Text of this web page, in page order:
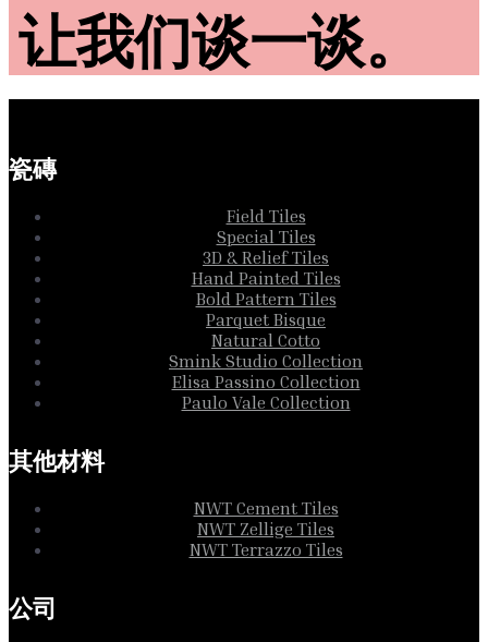
让我们谈一谈。
瓷磚
Field Tiles
Special Tiles
3D & Relief Tiles
Hand Painted Tiles
Bold Pattern Tiles
Parquet Bisque
Natural Cotto
Smink Studio Collection
Elisa Passino Collection
Paulo Vale Collection
其他材料
NWT Cement Tiles
NWT Zellige Tiles
NWT Terrazzo Tiles
公司